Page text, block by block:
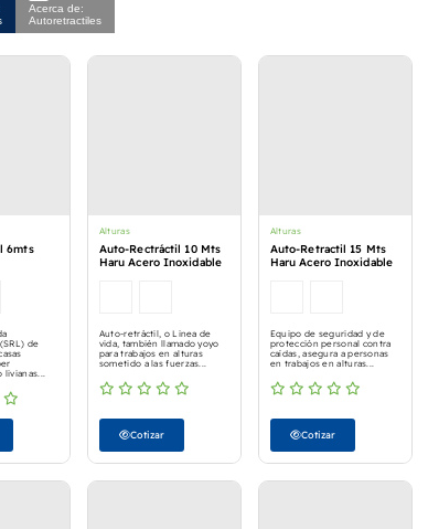
Acerca de:
Autoretractiles
6mts
de
Alturas
Auto-Rectráctil 10 Mts
Haru Acero Inoxidable
Auto-retráctil, o Linea de
vida, también llamado yoyo
para trabajos en alturas
sometido a las fuerzas...
Cotizar
Alturas
Auto-Retractil 15 Mts
Haru Acero Inoxidable
Equipo de seguridad y de
protección personal contra
caídas, asegura a personas
en trabajos en alturas...
Cotizar